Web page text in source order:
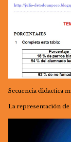
Secuencia didactica
La representación de